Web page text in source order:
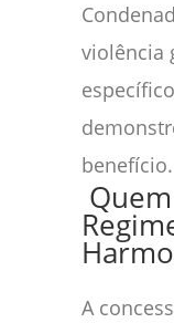
violência
benefício.
A